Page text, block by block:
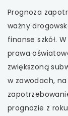
Prognoza
ważny
finanse szkół.
prawa
zwiększoną
w zawodach,
prognozie z